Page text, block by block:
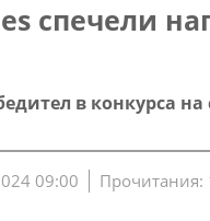
спечели
в конкурса
09:00 Прочитания: